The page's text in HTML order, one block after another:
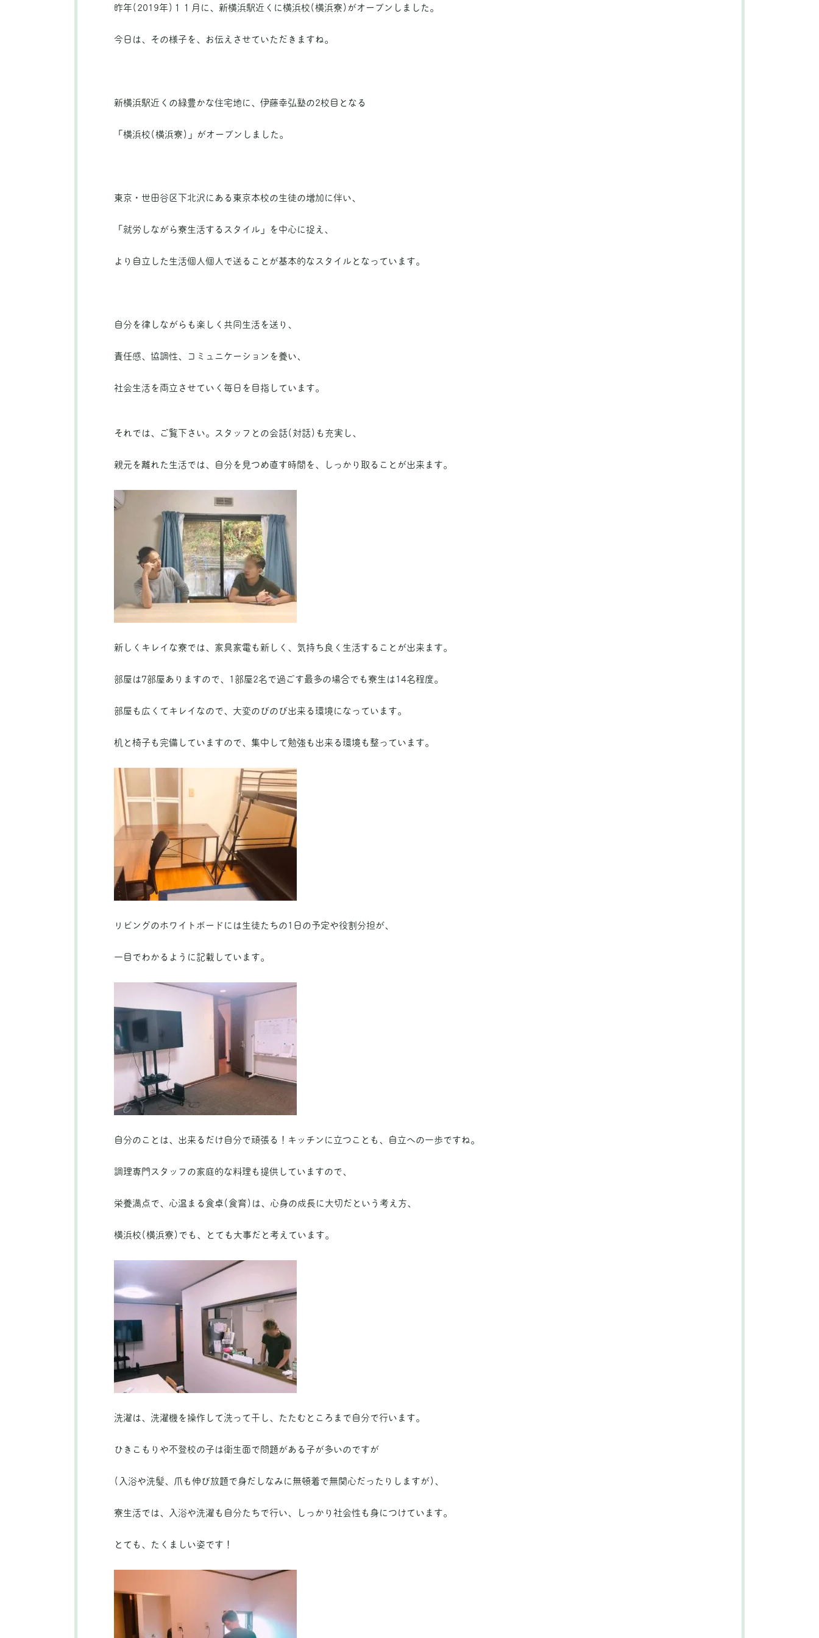
昨年(2019年)１１月に、新横浜駅近くに横浜校(横浜寮)がオープンしました。
今日は、その様子を、お伝えさせていただきますね。
新横浜駅近くの緑豊かな住宅地に、伊藤幸弘塾の2校目となる
「横浜校(横浜寮)」がオープンしました。
東京・世田谷区下北沢にある東京本校の生徒の増加に伴い、
「就労しながら寮生活するスタイル」を中心に捉え、
より自立した生活個人個人で送ることが基本的なスタイルとなっています。
自分を律しながらも楽しく共同生活を送り、
責任感、協調性、コミュニケーションを養い、
社会生活を両立させていく毎日を目指しています。
それでは、ご覧下さい。スタッフとの会話(対話)も充実し、
親元を離れた生活では、自分を見つめ直す時間を、しっかり取ることが出来ます。
新しくキレイな寮では、家具家電も新しく、気持ち良く生活することが出来ます。
部屋は7部屋ありますので、1部屋2名で過ごす最多の場合でも寮生は14名程度。
部屋も広くてキレイなので、大変のびのび出来る環境になっています。
机と椅子も完備していますので、集中して勉強も出来る環境も整っています。
リビングのホワイトボードには生徒たちの1日の予定や役割分担が、
一目でわかるように記載しています。
自分のことは、出来るだけ自分で頑張る！キッチンに立つことも、自立への一歩ですね。
調理専門スタッフの家庭的な料理も提供していますので、
栄養満点で、心温まる食卓(食育)は、心身の成長に大切だという考え方、
横浜校(横浜寮)でも、とても大事だと考えています。
洗濯は、洗濯機を操作して洗って干し、たたむところまで自分で行います。
ひきこもりや不登校の子は衛生面で問題がある子が多いのですが
(入浴や洗髪、爪も伸び放題で身だしなみに無頓着で無関心だったりしますが)、
寮生活では、入浴や洗濯も自分たちで行い、しっかり社会性も身につけています。
とても、たくましい姿です！